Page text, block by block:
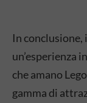
In conclusione,
un’esperienza
che amano
gamma di